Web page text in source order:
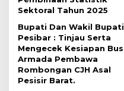
o
s
Sektoral Tahun 2025
Bupati Dan Wakil Bupati
Pesibar : Tinjau Serta
Mengecek Kesiapan Bus
Armada Pembawa
Rombongan CJH Asal
Pesisir Barat.